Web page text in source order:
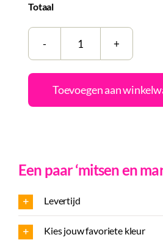
Totaal
Tegeltje
Zelf
samenstellen
wine
Toevoegen aan
Een paar ‘mitsen en
Levertijd
Kies jouw favoriete kleur